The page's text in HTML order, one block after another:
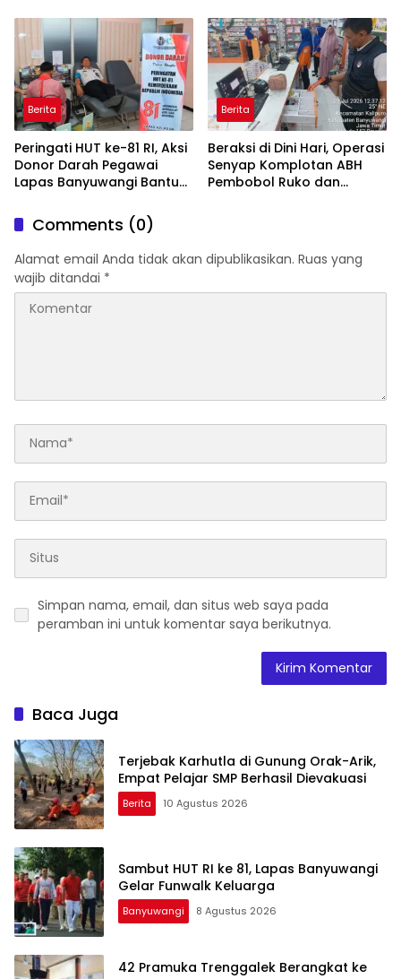
Daerah
Trenggalek
Berita
Peringati HUT ke-81 RI, Aksi
Donor Darah Pegawai
Lapas Banyuwangi Bantu
Berita
Beraksi di Dini Hari, Operasi
Senyap Komplotan ABH
Pembobol Ruko dan
Comments (0)
Alamat email Anda tidak akan dipublikasikan. Ruas yang
wajib ditandai *
Simpan nama, email, dan situs web saya pada
peramban ini untuk komentar saya berikutnya.
Baca Juga
Terjebak Karhutla di Gunung Orak-Arik,
Empat Pelajar SMP Berhasil Dievakuasi
Berita 10 Agustus 2026
Sambut HUT RI ke 81, Lapas Banyuwangi
Gelar Funwalk Keluarga
Banyuwangi 8 Agustus 2026
42 Pramuka Trenggalek Berangkat ke